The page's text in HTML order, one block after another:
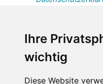
Ihre
wichtig
Diese Website
Empfänger dieser
werden dürfen.